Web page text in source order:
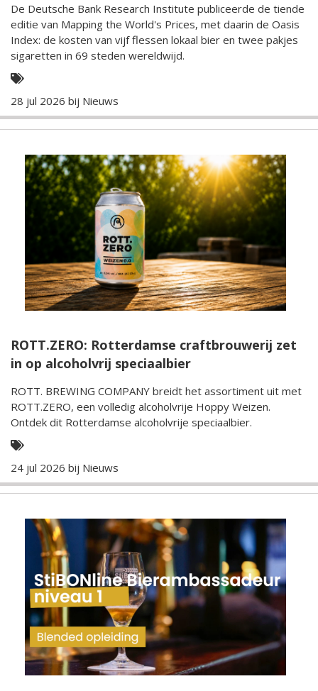
De Deutsche Bank Research Institute publiceerde de tiende
editie van Mapping the World's Prices, met daarin de Oasis
Index: de kosten van vijf flessen lokaal bier en twee pakjes
sigaretten in 69 steden wereldwijd.
28 jul 2026 bij Nieuws
ROTT.ZERO: Rotterdamse craftbrouwerij zet
in op alcoholvrij speciaalbier
ROTT. BREWING COMPANY breidt het assortiment uit met
ROTT.ZERO, een volledig alcoholvrije Hoppy Weizen.
Ontdek dit Rotterdamse alcoholvrije speciaalbier.
24 jul 2026 bij Nieuws